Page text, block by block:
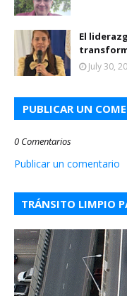
El
July 30,
PUBLICAR UN
0 Comentarios
Publicar un comentario
TRÁNSITO LIMPIO